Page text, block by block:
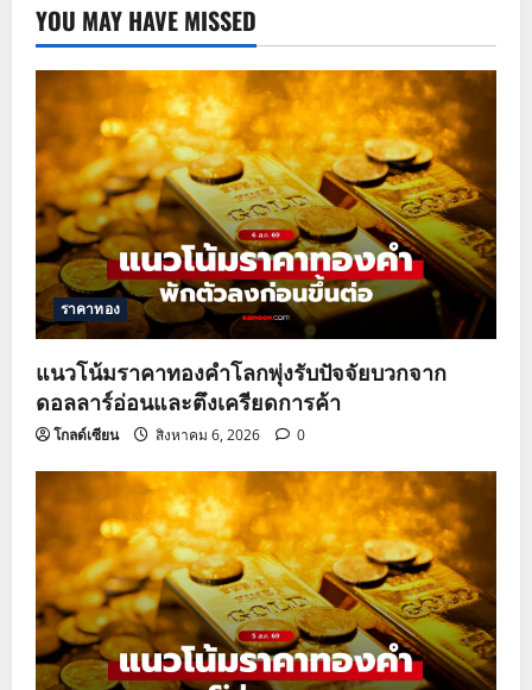
YOU MAY HAVE MISSED
ราคาทอง
แนวโน้มราคาทองคำโลกพุ่งรับปัจจัยบวกจาก
ดอลลาร์อ่อนและตึงเครียดการค้า
โกลด์เซียน สิงหาคม 6, 2026 0